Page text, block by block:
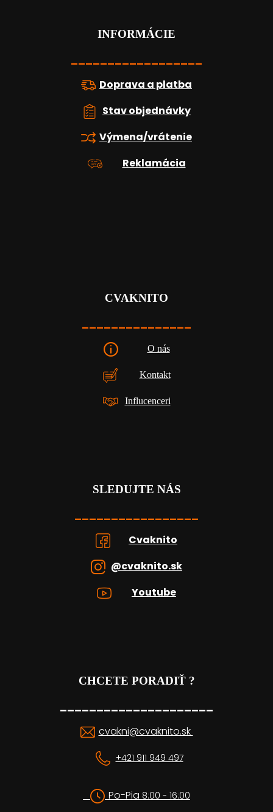
INFORMÁCIE
__________________
Doprava a platba
Stav objednávky
Výmena/vrátenie
Reklamácia
CVAKNITO
_______________
O nás
Kontakt
Influcenceri
SLEDUJTE NÁS
_________________
Cvaknito
@cvaknito.sk
Youtube
CHCETE PORADIŤ ?
_____________________
cvakni@cvaknito.sk
+421 911 949 497
Po-Pia 8:00 - 16:00